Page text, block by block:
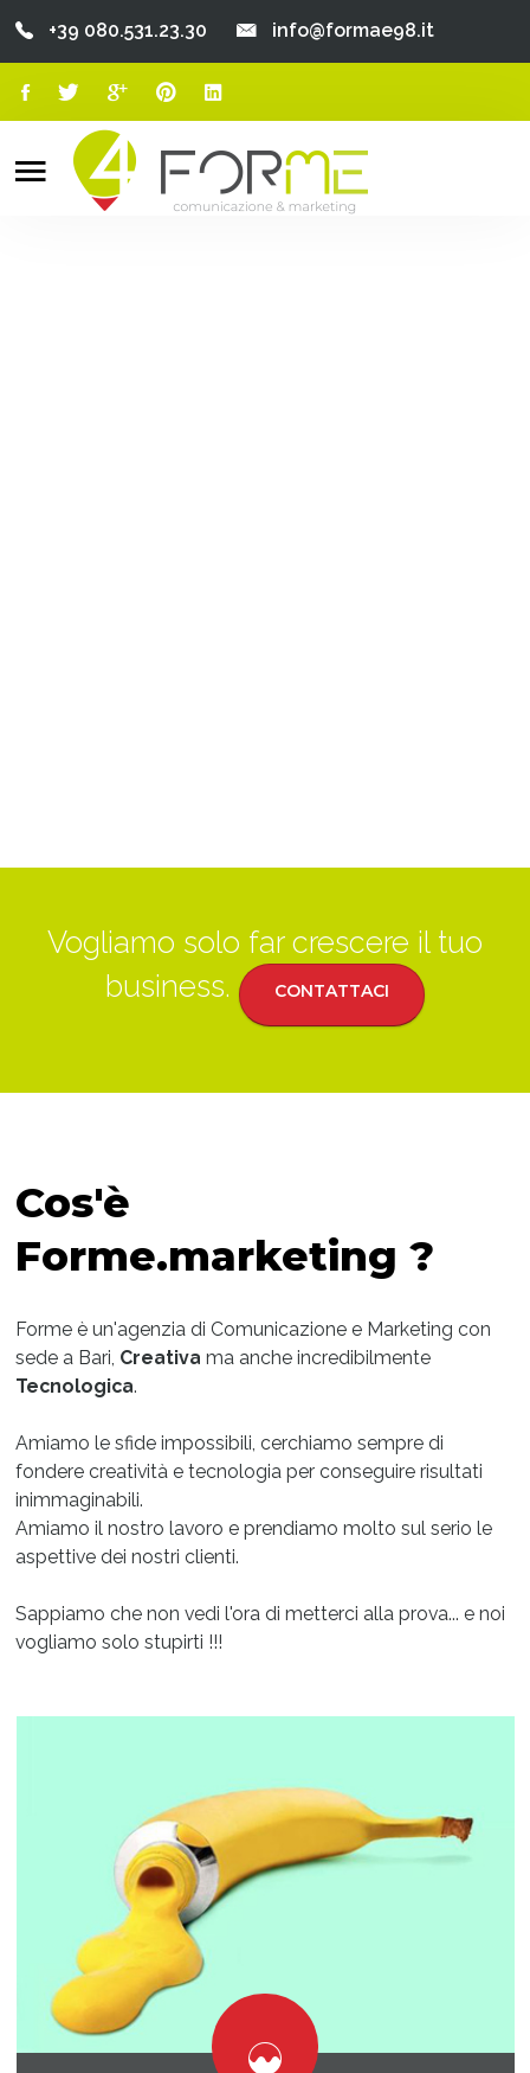
Chi Siamo
+39 080.531.23.30 info@formae98.it
Search
Vogliamo solo far crescere il tuo
business.
CONTATTACI
Cos'è
Forme.marketing ?
Forme è un'agenzia di Comunicazione e Marketing con
sede a Bari, Creativa ma anche incredibilmente
Tecnologica.
Amiamo le sfide impossibili, cerchiamo sempre di
fondere creatività e tecnologia per conseguire risultati
inimmaginabili.
Amiamo il nostro lavoro e prendiamo molto sul serio le
aspettive dei nostri clienti.
Sappiamo che non vedi l'ora di metterci alla prova... e noi
vogliamo solo stupirti !!!